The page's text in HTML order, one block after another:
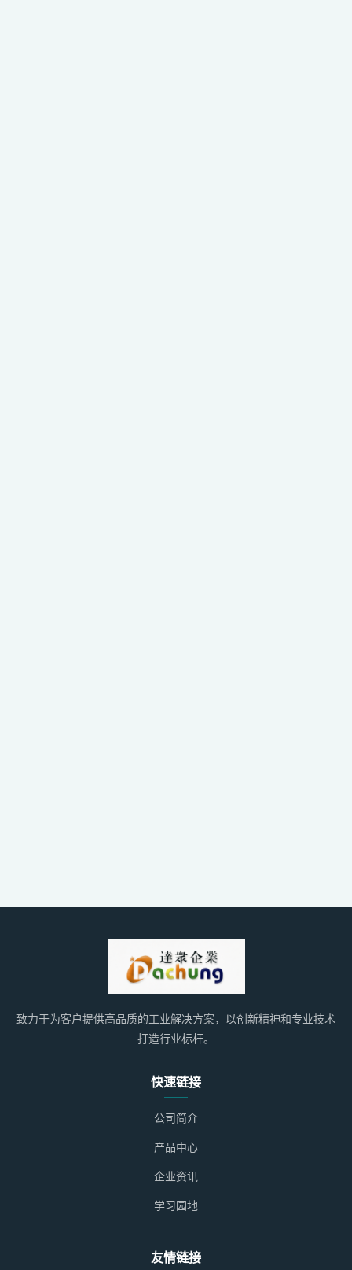
致力于为客户提供高品质的工业解决方案，以创新精神和专业技术
打造行业标杆。
快速链接
公司简介
产品中心
企业资讯
学习园地
友情链接